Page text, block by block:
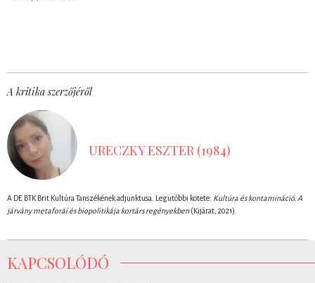
A kritika szerzőjéről
URECZKY ESZTER (1984)
A DE BTK Brit Kultúra Tanszékének adjunktusa. Legutóbbi kötete: Kultúra és kontamináció. A
járvány metaforái és biopolitikája kortárs regényekben(Kijárat, 2021).
KAPCSOLÓDÓ